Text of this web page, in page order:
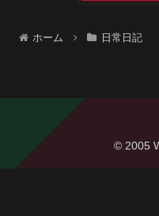
ホーム 日常日記
© 2005